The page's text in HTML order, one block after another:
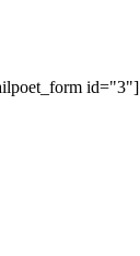
id="3"]